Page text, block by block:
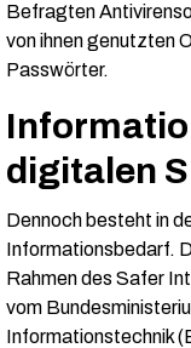
Befragten
von ihnen genutzten
Passwörter.
digitalen
Dennoch besteht in
Informationsbedarf.
Rahmen des Safer
vom
Informationstechnik